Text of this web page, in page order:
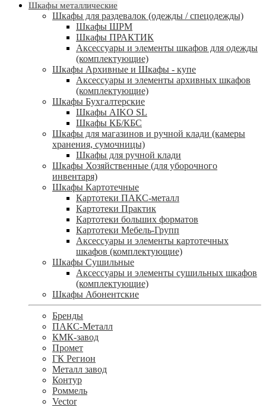
Шкафы металлические
Шкафы для раздевалок (одежды / спецодежды)
Шкафы ШРМ
Шкафы ПРАКТИК
Аксессуары и элементы шкафов для одежды
(комплектующие)
Шкафы Архивные и Шкафы - купе
Аксессуары и элементы архивных шкафов
(комплектующие)
Шкафы Бухгалтерские
Шкафы AIKO SL
Шкафы КБ/КБС
Шкафы для магазинов и ручной клади (камеры
хранения, сумочницы)
Шкафы для ручной клади
Шкафы Хозяйственные (для уборочного
инвентаря)
Шкафы Картотечные
Картотеки ПАКС-металл
Картотеки Практик
Картотеки больших форматов
Картотеки Мебель-Групп
Аксессуары и элементы картотечных
шкафов (комплектующие)
Шкафы Сушильные
Аксессуары и элементы сушильных шкафов
(комплектующие)
Шкафы Абонентские
Бренды
ПАКС-Металл
КМК-завод
Промет
ГК Регион
Металл завод
Контур
Роммель
Vector